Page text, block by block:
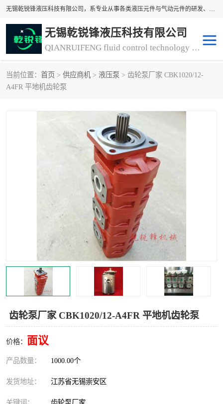
无锡乾锐锋液压科技有限公司，系专业从事各类液压元件与气动元件的研发、生产和销售业务为一体的生产型齿轮泵厂家、液压齿轮泵厂家。主要生产销售风冷式冷却器、液压油风冷却器，冷却器厂家直销、齿轮泵型号、齿轮泵厂家排名详情可来电咨询！
无锡乾锐锋液压科技有限公司
QIANRUIFENG fluid control technology co. LTD
当前位置： 首页 > 供应商机 > 液压泵 > 齿轮泵厂家 CBK1020/12-
A4FR 平地机齿轮泵
齿轮泵厂家 CBK1020/12-A4FR 平地机齿轮泵
价格： 面议
产品数量： 1000.00个
发货地址： 江苏省无锡崇安区
液压泵
冷却器厂家直销 过滤器
气动元器件